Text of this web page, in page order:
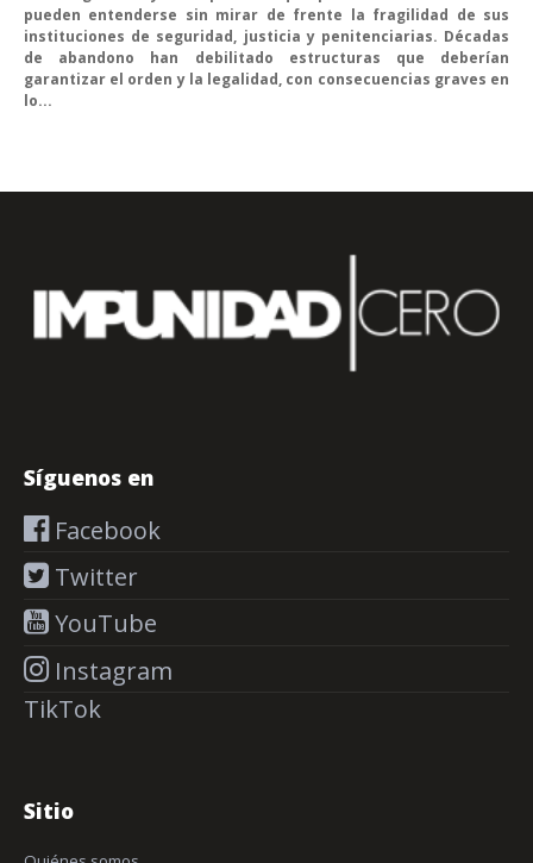
pueden entenderse sin mirar de frente la fragilidad de sus
instituciones de seguridad, justicia y penitenciarias. Décadas
de abandono han debilitado estructuras que deberían
garantizar el orden y la legalidad, con consecuencias graves en
lo...
Síguenos en
Facebook
Twitter
YouTube
Instagram
TikTok
Sitio